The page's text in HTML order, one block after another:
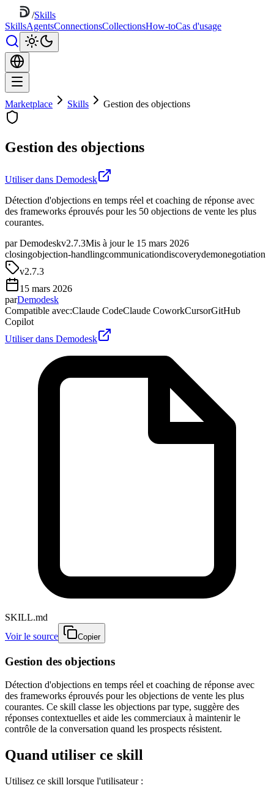
/Skills
SkillsAgentsConnectionsCollectionsHow-toCas d'usage
Marketplace Skills Gestion des objections
Gestion des objections
Utiliser dans Demodesk
Détection d'objections en temps réel et coaching de réponse avec
des frameworks éprouvés pour les 50 objections de vente les plus
courantes.
par Demodeskv2.7.3Mis à jour le 15 mars 2026
closingobjection-handlingcommunicationdiscoverydemonegotiation
v2.7.3
15 mars 2026
parDemodesk
Compatible avec:Claude CodeClaude CoworkCursorGitHub
Copilot
Utiliser dans Demodesk
SKILL.md
Voir le source
Copier
Gestion des objections
Détection d'objections en temps réel et coaching de réponse avec
des frameworks éprouvés pour les objections de vente les plus
courantes. Ce skill classe les objections par type, suggère des
réponses contextuelles et aide les commerciaux à maintenir le
contrôle de la conversation quand les prospects résistent.
Quand utiliser ce skill
Utilisez ce skill lorsque l'utilisateur :